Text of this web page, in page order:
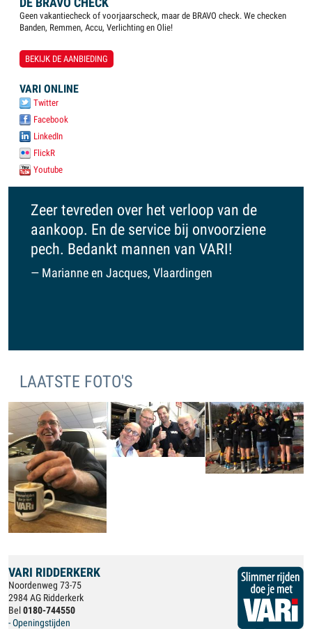
Geen vakantiecheck of voorjaarscheck, maar de BRAVO check. We checken
Banden, Remmen, Accu, Verlichting en Olie!
BEKIJK DE AANBIEDING
VARI ONLINE
Twitter
Facebook
LinkedIn
FlickR
Youtube
Zeer tevreden over het verloop van de
aankoop. En de service bij onvoorziene
pech. Bedankt mannen van VARI!
Marianne en Jacques, Vlaardingen
LAATSTE FOTO'S
VARI RIDDERKERK
Noordenweg 73-75
2984 AG Ridderkerk
Bel 0180-744550
- Openingstijden